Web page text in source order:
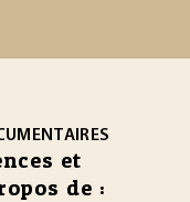
et
de :